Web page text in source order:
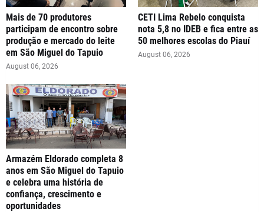
Mais de 70 produtores
participam de encontro sobre
produção e mercado do leite
em São Miguel do Tapuio
August 06, 2026
CETI Lima Rebelo conquista
nota 5,8 no IDEB e fica entre as
50 melhores escolas do Piauí
August 06, 2026
Armazém Eldorado completa 8
anos em São Miguel do Tapuio
e celebra uma história de
confiança, crescimento e
oportunidades